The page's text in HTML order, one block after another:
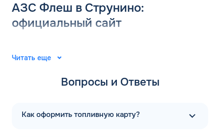
АЗС Флеш в Струнино:
официальный сайт
2008 году. Специалисты разработали и внедрили
автоматические автозаправочные станции на
выпущены для АЗС “Газпром”. В последующие годы
Первая заправочная станция под названием АЗС Флеш в
Струнино Владимирской области появилась в 2015 году.
Читать еще
Вопросы и Ответы
Как оформить топливную карту?